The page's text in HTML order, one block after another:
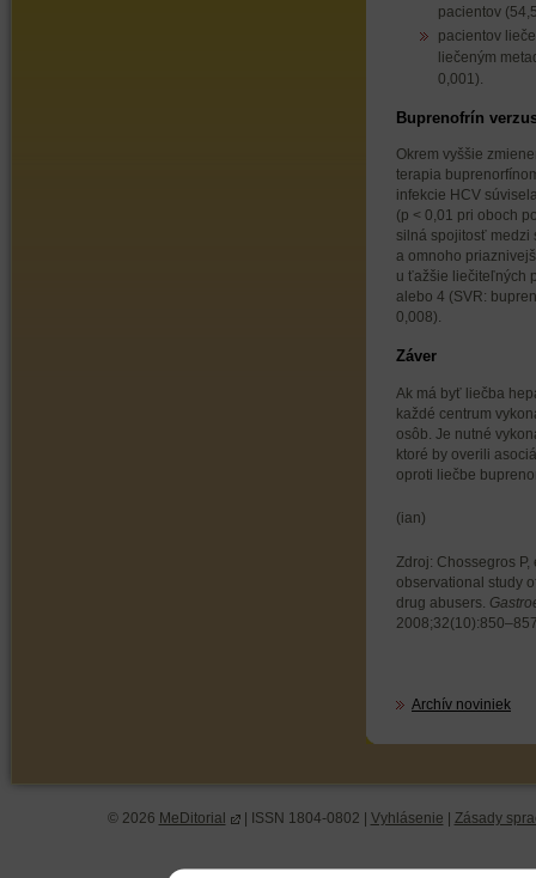
pacientov
pacientov
liečeným
0,001).
Buprenofrín
Okrem vyššie
terapia
infekcie HCV
(p < 0,01 pri oboch
silná spojitosť medzi
a omnoho
u ťažšie liečiteľných
alebo 4 (SVR:
0,008).
Záver
Ak má byť liečba
každé centrum
osôb. Je nutné
ktoré by overili
oproti liečbe
(ian)
Zdroj: Chossegros
observational study
drug abusers.
Archív noviniek
© 2026 MeDitorial | ISSN 1804-0802 | Vyhlásenie | Zásady